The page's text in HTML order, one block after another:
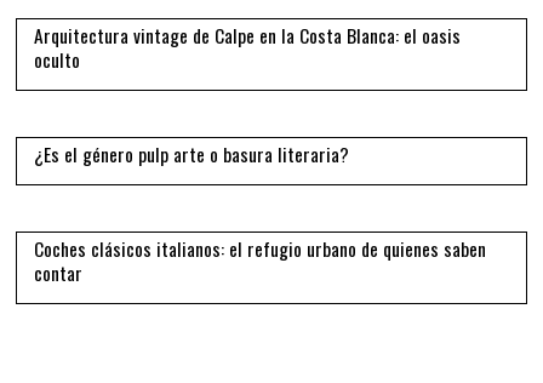
Arquitectura vintage de Calpe en la Costa Blanca: el oasis
oculto
13
¿Es el género pulp arte o basura literaria?
14
Coches clásicos italianos: el refugio urbano de quienes saben
contar